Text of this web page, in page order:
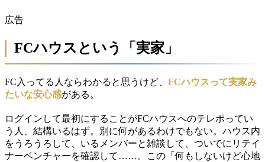
広告
FCハウスという「実家」
FC入ってる人ならわかると思うけど、 FCハウスって実家み
たいな安心感がある。
ログインして最初にすることがFCハウスへのテレポってい
う人、結構いるはず。別に何があるわけでもない。ハウス内
をうろうろして、いるメンバーと雑談して、ついでにリテイ
ナーベンチャーを確認して……。この「何もしないけど心地